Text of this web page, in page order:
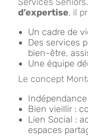
d’expertise, il
Un cadre de
Des services
bien-être,
Une équipe
Le concept
Bien vieillir :
Lien Social :
espaces